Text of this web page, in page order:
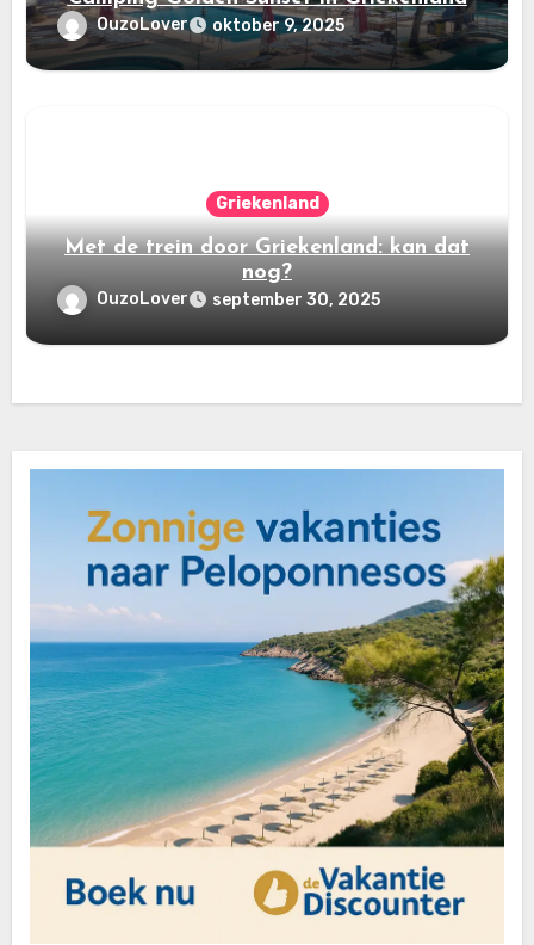
OuzoLover oktober 9, 2025
Griekenland
Met de trein door Griekenland: kan dat
nog?
OuzoLover september 30, 2025